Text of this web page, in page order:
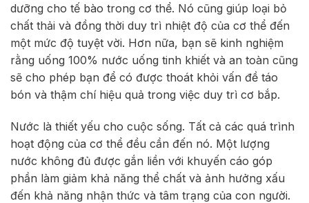
dưỡng cho tế bào trong cơ thể. Nó cũng giúp loại bỏ
chất thải và đồng thời duy trì nhiệt độ của cơ thể đến
một mức độ tuyệt vời. Hơn nữa, bạn sẽ kinh nghiệm
rằng uống 100% nước uống tinh khiết và an toàn cũng
sẽ cho phép bạn để có được thoát khỏi vấn đề táo
bón và thậm chí hiệu quả trong việc duy trì cơ bắp.
Nước là thiết yếu cho cuộc sống. Tất cả các quá trình
hoạt động của cơ thể đều cần đến nó. Một lượng
nước không đủ được gắn liền với khuyến cáo góp
phần làm giảm khả năng thể chất và ảnh hưởng xấu
đến khả năng nhận thức và tâm trạng của con người.